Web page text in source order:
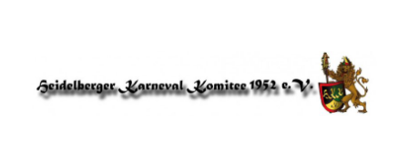
HKK 1952 – Heidelberger Karneval
Komitee